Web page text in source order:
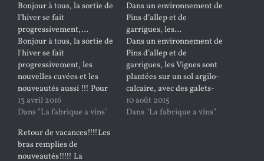
Bonjour à tous, la sortie de
l’hiver se fait
progressivement,…
Bonjour à tous, la sortie de
l'hiver se fait
progressivement, les
nouvelles cuvées et les
nouveautés aussi !!! Pour
lancer la saison, le
domaine Boudau à Espira
catalanes nous fait la
primeur de son arrivée !!!!
13 avril 2016
Dans "La fabrique a vins"
Dans un environnement de
Pins d’allep et de
garrigues, les…
Dans un environnement de
Pins d’allep et de
garrigues, les Vignes sont
plantées sur un sol argilo-
calcaire, avec des galets-
roulés, cailloutis, calcaire
dur et conglomérat. Leur
10 août 2015
Dans "La fabrique a vins"
Retour de vacances!!!!Les
bras remplies de
nouveautés!!!!! La